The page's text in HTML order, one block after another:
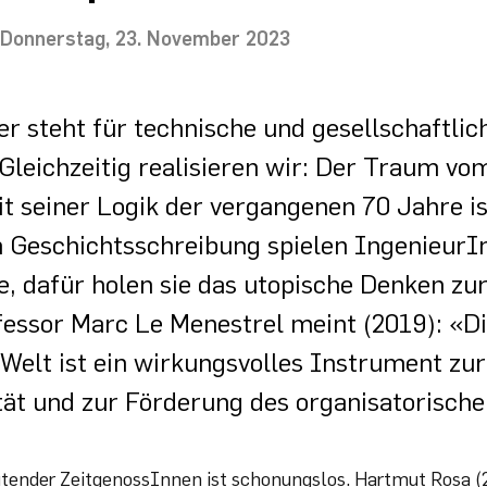
Donnerstag, 23. November 2023
steht für technische und
realisieren wir: Der Traum
seiner Logik der vergangenen 70 Jahre
Geschichtsschreibung spielen
dafür holen sie das utopische Denken
Marc Le Menestrel meint (2019):
ist ein wirkungsvolles Instrument
und zur Förderung des
ZeitgenossInnen ist schonungslos. Hartmut Rosa